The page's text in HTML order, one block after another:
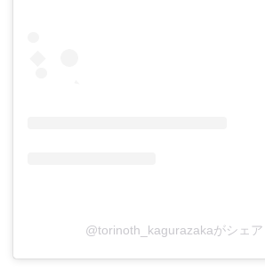
@torinoth_kagurazakaがシェ